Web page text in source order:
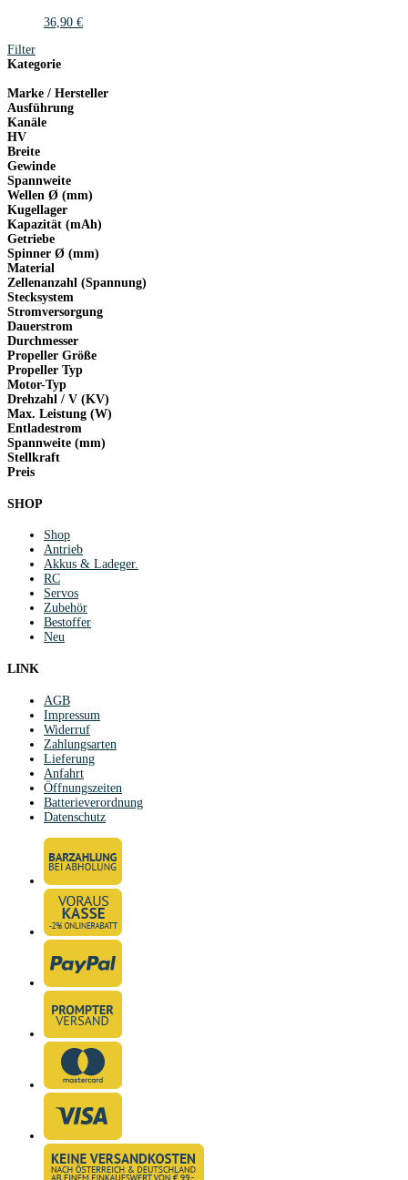
36,90 €
Filter
Kategorie
Marke / Hersteller
Ausführung
Kanäle
HV
Breite
Gewinde
Spannweite
Wellen Ø (mm)
Kugellager
Kapazität (mAh)
Getriebe
Spinner Ø (mm)
Material
Zellenanzahl (Spannung)
Stecksystem
Stromversorgung
Dauerstrom
Durchmesser
Propeller Größe
Propeller Typ
Motor-Typ
Drehzahl / V (KV)
Max. Leistung (W)
Entladestrom
Spannweite (mm)
Stellkraft
Preis
SHOP
Shop
Antrieb
Akkus & Ladeger.
RC
Servos
Zubehör
Bestoffer
Neu
LINK
AGB
Impressum
Widerruf
Zahlungsarten
Lieferung
Anfahrt
Öffnungszeiten
Batterieverordnung
Datenschutz